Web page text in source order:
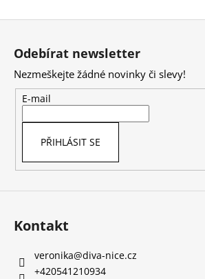
Kč
Z
Odebírat newsletter
Nezmeškejte žádné novinky či slevy!
E-mail
PŘIHLÁSIT SE
Kontakt
veronika@diva-nice.cz
+420541210934